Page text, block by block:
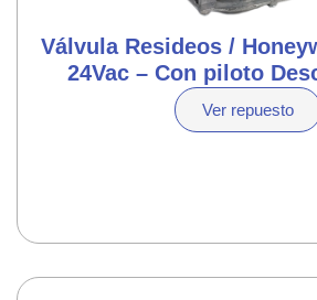
Válvula Resideos /
24Vac – Con piloto
Ver repuesto